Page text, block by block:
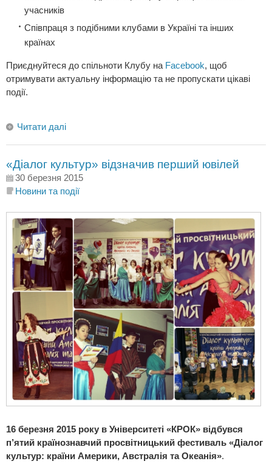
учасників
Співпраця з подібними клубами в Україні та інших
країнах
Приєднуйтеся до спільноти Клубу на Facebook, щоб
отримувати актуальну інформацію та не пропускати цікаві
події.
Читати далі
«Діалог культур» відзначив перший ювілей
30 березня 2015
Новини та події
16 березня 2015 року в Університеті «КРОК» відбувся
п’ятий країнознавчий просвітницький фестиваль «Діалог
культур: країни Америки, Австралія та Океанія».